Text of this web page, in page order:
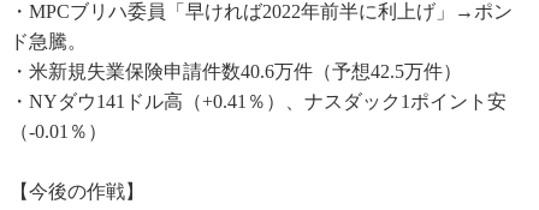
・MPCブリハ委員「早ければ2022年前半に利上げ」→ポン
ド急騰。
・米新規失業保険申請件数40.6万件（予想42.5万件）
・NYダウ141ドル高（+0.41％）、ナスダック1ポイント安
（-0.01％）
【今後の作戦】